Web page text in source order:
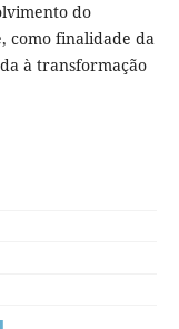
do
como finalidade da
à transformação